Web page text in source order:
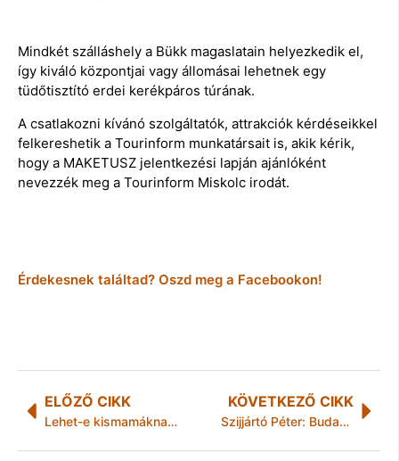
Mindkét szálláshely a Bükk magaslatain helyezkedik el,
így kiváló központjai vagy állomásai lehetnek egy
tüdőtisztító erdei kerékpáros túrának.
A csatlakozni kívánó szolgáltatók, attrakciók kérdéseikkel
felkereshetik a Tourinform munkatársait is, akik kérik,
hogy a MAKETUSZ jelentkezési lapján ajánlóként
nevezzék meg a Tourinform Miskolc irodát.
Érdekesnek találtad? Oszd meg a Facebookon!
ELŐZŐ CIKK
Lehet-e kismamáknak hajat festeni? Segít a mesterfodrász!
KÖVETKEZŐ CIKK
Szijjártó Péter: Budapestre költözik a Világélelmezési Program globális pénzügyi központja